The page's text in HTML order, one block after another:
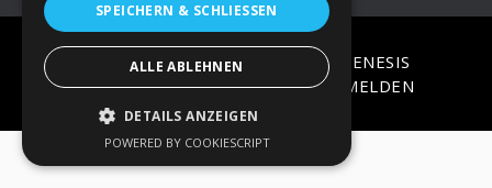
COPYRIGHT © 2026 · ON
GENESIS
FRAMEWORK·WORDPRESS·ANMELDEN
SPEICHERN & SCHLIESSEN
ALLE ABLEHNEN
DETAILS ANZEIGEN
POWERED BY COOKIESCRIPT